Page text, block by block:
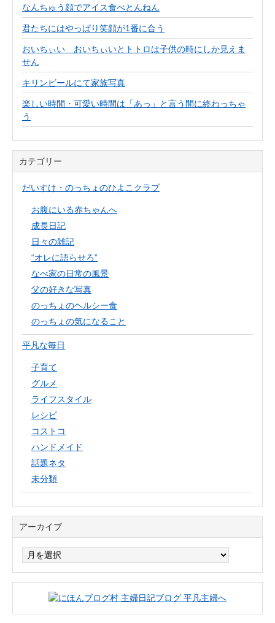
なんちゅう顔でアイス食べとんねん
君たちにはやっぱり笑顔が1番に合う
おいちぃい おいちぃいとトトロは子供の時にしか見えま
せん
キリンビールにて家族写真
楽しい時間・可愛い時間は「あっ」と言う間に終わっちゃ
う
カテゴリー
だいすけ・のっちょのひよこクラブ
お腹にいる赤ちゃんへ
成長日記
日々の雑記
“オレに語らせろ”
なべ家の日常の風景
父の好きな写真
のっちょのヘルシー食
のっちょの気になること
平凡な毎日
子育て
グルメ
ライフスタイル
レシピ
コストコ
ハンドメイド
話題ネタ
未分類
アーカイブ
イ